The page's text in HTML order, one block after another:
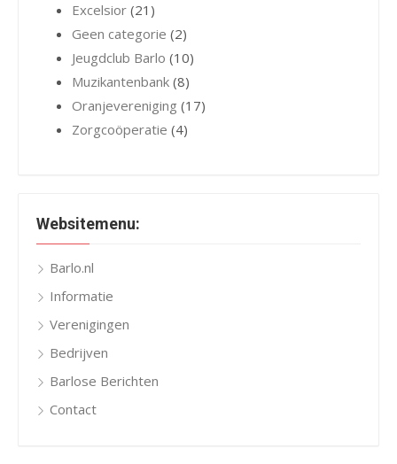
Excelsior (21)
Geen categorie (2)
Jeugdclub Barlo (10)
Muzikantenbank (8)
Oranjevereniging (17)
Zorgcoöperatie (4)
Websitemenu:
Barlo.nl
Informatie
Verenigingen
Bedrijven
Barlose Berichten
Contact